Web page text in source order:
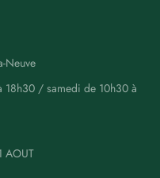
Neuve
18h30 / samedi de 10h30 à
AOUT